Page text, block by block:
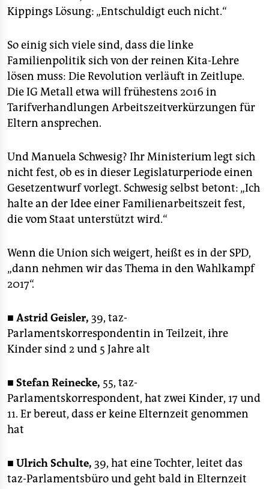
Kippings Lösung: „Entschuldigt euch nicht.“
So einig sich viele sind, dass die linke
Familienpolitik sich von der reinen Kita-Lehre
lösen muss: Die Revolution verläuft in Zeitlupe.
Die IG Metall etwa will frühestens 2016 in
Tarifverhandlungen Arbeitszeitverkürzungen für
Eltern ansprechen.
Und Manuela Schwesig? Ihr Ministerium legt sich
nicht fest, ob es in dieser Legislaturperiode einen
Gesetzentwurf vorlegt. Schwesig selbst betont: „Ich
halte an der Idee einer Familienarbeitszeit fest,
die vom Staat unterstützt wird.“
Wenn die Union sich weigert, heißt es in der SPD,
„dann nehmen wir das Thema in den Wahlkampf
2017“.
■ Astrid Geisler, 39, taz-
Parlamentskorrespondentin in Teilzeit, ihre
Kinder sind 2 und 5 Jahre alt
■ Stefan Reinecke, 55, taz-
Parlamentskorrespondent, hat zwei Kinder, 17 und
11. Er bereut, dass er keine Elternzeit genommen
hat
■ Ulrich Schulte, 39, hat eine Tochter, leitet das
taz-Parlamentsbüro und geht bald in Elternzeit